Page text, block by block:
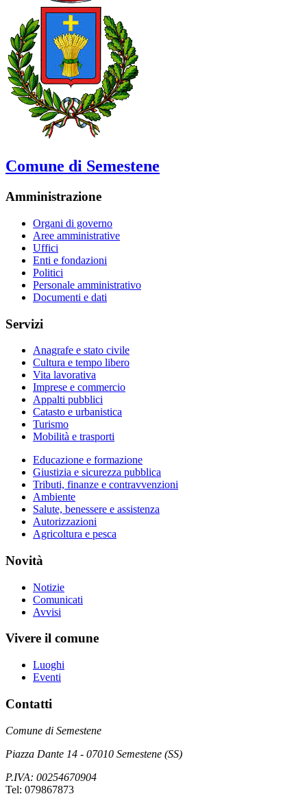
Comune di Semestene
Amministrazione
Organi di governo
Aree amministrative
Uffici
Enti e fondazioni
Politici
Personale amministrativo
Documenti e dati
Servizi
Anagrafe e stato civile
Cultura e tempo libero
Vita lavorativa
Imprese e commercio
Appalti pubblici
Catasto e urbanistica
Turismo
Mobilità e trasporti
Educazione e formazione
Giustizia e sicurezza pubblica
Tributi, finanze e contravvenzioni
Ambiente
Salute, benessere e assistenza
Autorizzazioni
Agricoltura e pesca
Novità
Notizie
Comunicati
Avvisi
Vivere il comune
Luoghi
Eventi
Contatti
Comune di Semestene
Piazza Dante 14 - 07010 Semestene (SS)
P.IVA: 00254670904
Tel: 079867873